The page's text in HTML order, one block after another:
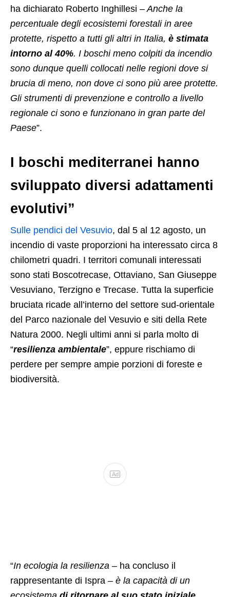
ha dichiarato Roberto Inghillesi – Anche la
percentuale degli ecosistemi forestali in aree
protette, rispetto a tutti gli altri in Italia, è stimata
intorno al 40%. I boschi meno colpiti da incendio
sono dunque quelli collocati nelle regioni dove si
brucia di meno, non dove ci sono più aree protette.
Gli strumenti di prevenzione e controllo a livello
regionale ci sono e funzionano in gran parte del
Paese”.
I boschi mediterranei hanno
sviluppato diversi adattamenti
evolutivi”
Sulle pendici del Vesuvio, dal 5 al 12 agosto, un
incendio di vaste proporzioni ha interessato circa 8
chilometri quadri. I territori comunali interessati
sono stati Boscotrecase, Ottaviano, San Giuseppe
Vesuviano, Terzigno e Trecase. Tutta la superficie
bruciata ricade all’interno del settore sud-orientale
del Parco nazionale del Vesuvio e siti della Rete
Natura 2000. Negli ultimi anni si parla molto di
“resilienza ambientale”, eppure rischiamo di
perdere per sempre ampie porzioni di foreste e
biodiversità.
Ad
“In ecologia la resilienza – ha concluso il
rappresentante di Ispra – è la capacità di un